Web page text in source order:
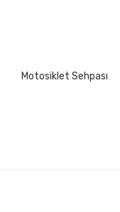
Motosiklet Sehpası